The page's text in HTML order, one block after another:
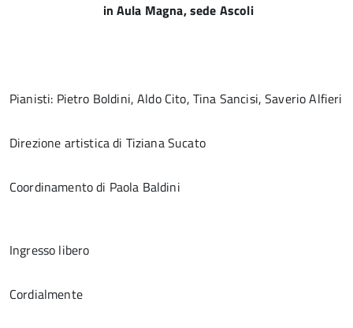
in Aula Magna, sede Ascoli
Pianisti: Pietro Boldini, Aldo Cito, Tina Sancisi, Saverio Alfieri
Direzione artistica di Tiziana Sucato
Coordinamento di Paola Baldini
Ingresso libero
Cordialmente